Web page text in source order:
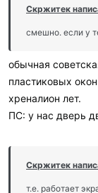
Скржитек
смешно. если у
обычная
пластиковых
хреналион лет.
ПС: у нас дверь
Скржитек
т.е. работает